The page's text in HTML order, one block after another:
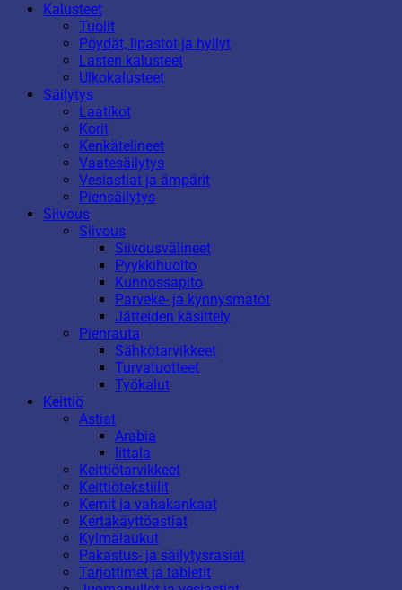
Kalusteet
Tuolit
Pöydät, lipastot ja hyllyt
Lasten kalusteet
Ulkokalusteet
Säilytys
Laatikot
Korit
Kenkätelineet
Vaatesäilytys
Vesiastiat ja ämpärit
Piensäilytys
Siivous
Siivous
Siivousvälineet
Pyykkihuolto
Kunnossapito
Parveke- ja kynnysmatot
Jätteiden käsittely
Pienrauta
Sähkötarvikkeet
Turvatuotteet
Työkalut
Keittiö
Astiat
Arabia
Iittala
Keittiötarvikkeet
Keittiötekstiilit
Kernit ja vahakankaat
Kertakäyttöastiat
Kylmälaukut
Pakastus- ja säilytysrasiat
Tarjottimet ja tabletit